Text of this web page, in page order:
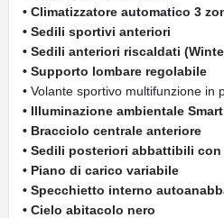
• Climatizzatore automatico 3
• Sedili sportivi anteriori
• Sedili anteriori riscaldati
• Supporto lombare regolabile
• Volante sportivo multifunzione in
• Illuminazione ambientale
• Bracciolo centrale anteriore
• Sedili posteriori abbattibili
• Piano di carico variabile
• Specchietto interno
• Cielo abitacolo nero